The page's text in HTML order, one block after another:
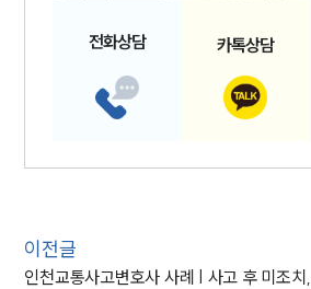
전화상담 카톡상담
이전글
인천교통사고변호사 사례 | 사고 후 미조